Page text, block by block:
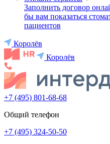
Заполнить договор
бы вам показаться
пациентов
Королёв
Королёв
+7 (495) 801-68-68
Общий телефон
+7 (495) 324-50-50